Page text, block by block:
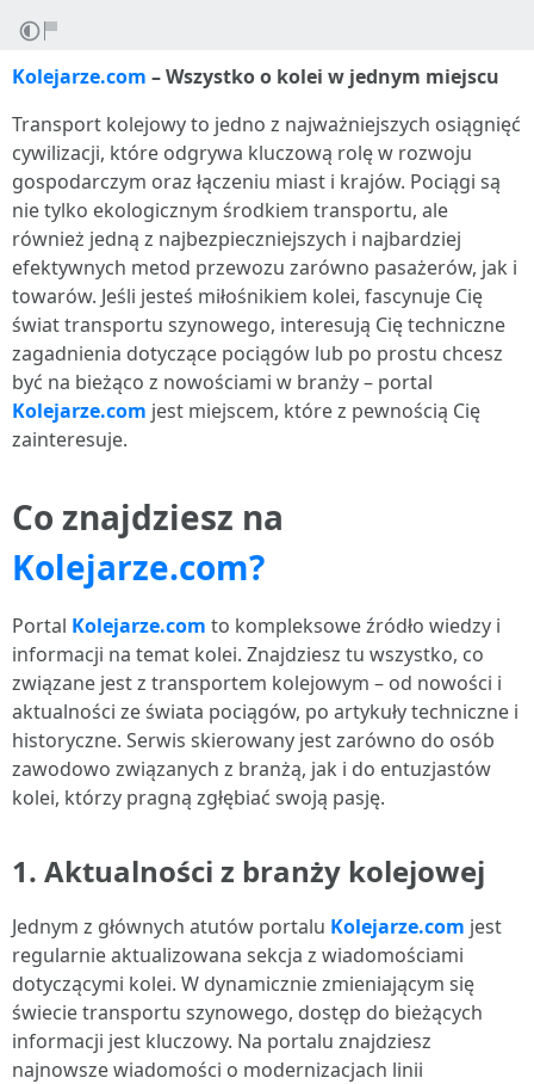
Kolejarze.com – Wszystko o kolei w jednym miejscu
Transport kolejowy to jedno z najważniejszych osiągnięć
cywilizacji, które odgrywa kluczową rolę w rozwoju
gospodarczym oraz łączeniu miast i krajów. Pociągi są
nie tylko ekologicznym środkiem transportu, ale
również jedną z najbezpieczniejszych i najbardziej
efektywnych metod przewozu zarówno pasażerów, jak i
towarów. Jeśli jesteś miłośnikiem kolei, fascynuje Cię
świat transportu szynowego, interesują Cię techniczne
zagadnienia dotyczące pociągów lub po prostu chcesz
być na bieżąco z nowościami w branży – portal
Kolejarze.com jest miejscem, które z pewnością Cię
zainteresuje.
Co znajdziesz na
Kolejarze.com?
Portal Kolejarze.com to kompleksowe źródło wiedzy i
informacji na temat kolei. Znajdziesz tu wszystko, co
związane jest z transportem kolejowym – od nowości i
aktualności ze świata pociągów, po artykuły techniczne i
historyczne. Serwis skierowany jest zarówno do osób
zawodowo związanych z branżą, jak i do entuzjastów
kolei, którzy pragną zgłębiać swoją pasję.
1. Aktualności z branży kolejowej
Jednym z głównych atutów portalu Kolejarze.com jest
regularnie aktualizowana sekcja z wiadomościami
dotyczącymi kolei. W dynamicznie zmieniającym się
świecie transportu szynowego, dostęp do bieżących
informacji jest kluczowy. Na portalu znajdziesz
najnowsze wiadomości o modernizacjach linii